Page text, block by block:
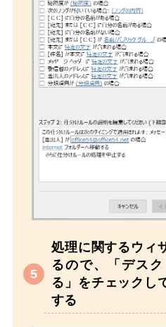
処理に関するウィ
るので、「デス
る」をチェックし
する